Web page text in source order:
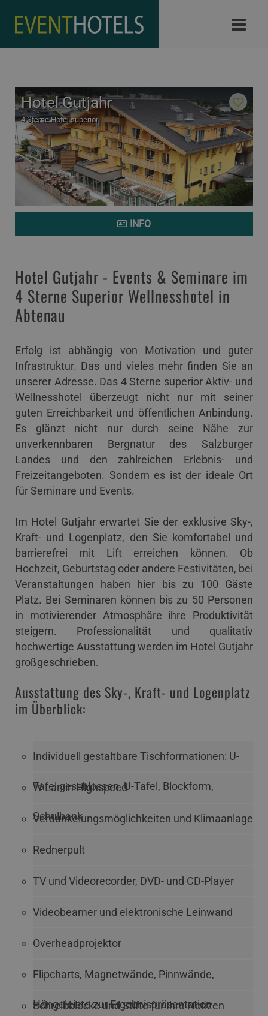
Hotel Gutjahr
4 Sterne Hotel superior
INFO
Hotel Gutjahr - Events & Seminare im
4 Sterne Superior Wellnesshotel in
Abtenau
Erfolg ist abhängig von Motivation und guter
Infrastruktur. Das und vieles mehr finden Sie an
unserer Adresse. Das 4 Sterne superior Aktiv- und
Wellnesshotel überzeugt nicht nur mit seiner
guten Erreichbarkeit und öffentlichen Anbindung.
Es glänzt nicht nur durch seine Nähe zur
unverkennbaren Bergnatur des Salzburger
Landes und den zahlreichen Erlebnis- und
Freizeitangeboten. Sondern es ist der ideale Ort
für Seminare und Events.
Im Hotel Gutjahr erwartet Sie der exklusive Sky-,
Kraft- und Logenplatz, den Sie komfortabel und
barrierefrei mit Lift erreichen können. Ob
Hochzeit, Geburtstag oder andere Festivitäten, bei
Veranstaltungen haben hier bis zu 100 Gäste
Platz. Bei Seminaren können bis zu 50 Personen
in motivierender Atmosphäre ihre Produktivität
steigern. Professionalität und qualitativ
hochwertige Ausstattung werden im Hotel Gutjahr
großgeschrieben.
Ausstattung des Sky-, Kraft- und Logenplatz
im Überblick:
Individuell gestaltbare Tischformationen: U-
Tafel geschlossen, U-Tafel, Blockform,
Schulbank
W-Lan in Highspeed
Verdunkelungsmöglichkeiten und Klimaanlage
Rednerpult
TV und Videorecorder, DVD- und CD-Player
Videobeamer und elektronische Leinwand
Overheadprojektor
Flipcharts, Magnetwände, Pinnwände,
Hängeleiste zur Ergebnispräsentation
Schreibblöcke und Stifte für Ihre Notizen